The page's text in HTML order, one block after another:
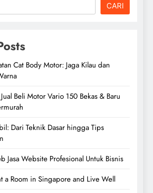
CARI
Cat Body Motor: Jaga Kilau dan
Beli Motor Vario 150 Bekas & Baru
Dari Teknik Dasar hingga Tips
Jasa Website Profesional Untuk Bisnis
a Room in Singapore and Live Well